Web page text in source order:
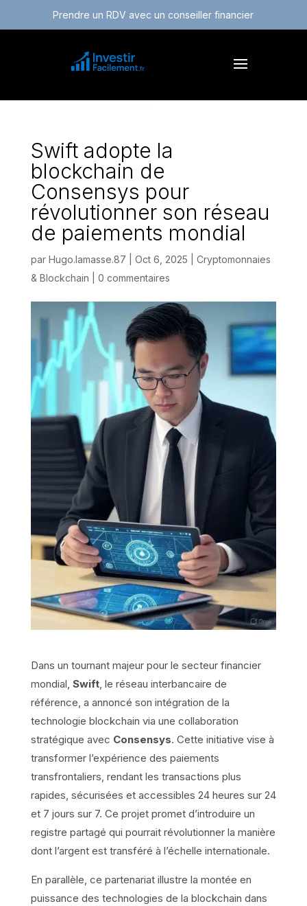
Prendre un RDV avec un conseiller financier
Swift adopte la
blockchain de
Consensys pour
révolutionner son réseau
de paiements mondial
par Hugo.lamasse.87 Oct 6, 2025
Cryptomonnaies
& Blockchain
0 commentaires
Dans un tournant majeur pour le secteur financier
mondial, Swift, le réseau interbancaire de
référence, a annoncé son intégration de la
technologie blockchain via une collaboration
stratégique avec Consensys. Cette initiative vise à
transformer l’expérience des paiements
transfrontaliers, rendant les transactions plus
rapides, sécurisées et accessibles 24 heures sur 24
et 7 jours sur 7. Ce projet promet d’introduire un
registre partagé qui pourrait révolutionner la manière
dont l’argent est transféré à l’échelle internationale.
En parallèle, ce partenariat illustre la montée en
puissance des technologies de la blockchain dans